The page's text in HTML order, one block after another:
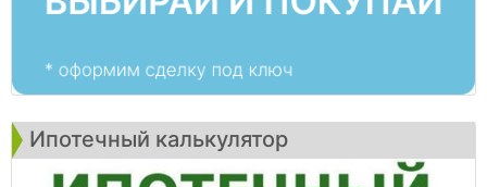
Ипотечный калькулятор